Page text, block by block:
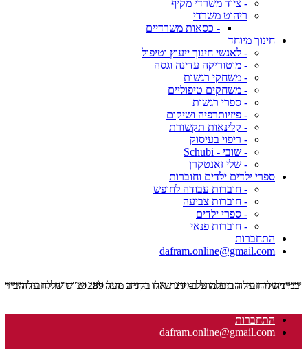
- ציוד משרדי מקיף
ריהוט משרדי
- כסאות משרדיים
חינוך מיוחד
- לאנשי חינוך ייעוץ וטיפול
- מוטוריקה עדינה וגסה
- משחקי רגשות
- משחקים טיפוליים
- ספרי רגשות
- פיזיותרפיה ושיקום
- קלינאות תקשורת
- ריפוי בעיסוק
- שובי - Schubi
- שלי זאנטקרן
ספרי ילדים ילדים וחוברות
- חוברות עבודה לחופש
- חוברות צביעה
- ספרי ילדים
- חוברות פנאי
התחברות
dafram.online@gmail.com
***משלוח עד הבית מוזל ב- 29 ש"ח בקניה מעל 289 ש"ח שליח עד הבית ***
התחברות
dafram.online@gmail.com